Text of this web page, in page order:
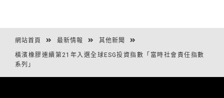
網站首頁 最新情報 其他新聞
橫濱橡膠連續第21年入選全球ESG投資指數「富時社會責任指數
系列」